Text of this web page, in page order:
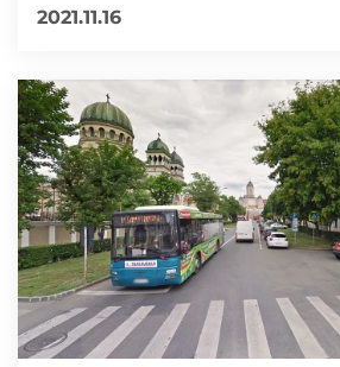
2021.11.16